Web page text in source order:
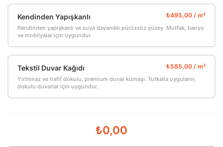
Kendinden Yapışkanlı
Kendinden yapışkanlı ve suya dayanıklı pürüzsüz yüzey. Mutfak, banyo
ve mobilyalar için uygundur.
Tekstil Duvar Kağıdı
Yırtılmaz ve hafif dokulu, premium duvar kumaşı. Tutkalla uygulanır,
dokulu duvarlar için uygundur.
₺0,00